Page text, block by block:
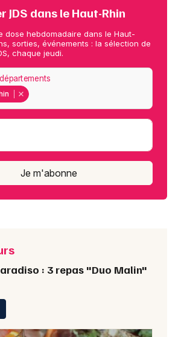
JDS dans le Haut-Rhin
dose hebdomadaire dans le Haut-
sorties, événements : la sélection de
chaque jeudi.
Je m'abonne
: 3 repas "Duo Malin"